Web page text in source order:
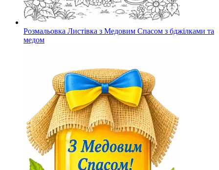
Розмальовка Листівка з Медовим Спасом з бджілками та
медом